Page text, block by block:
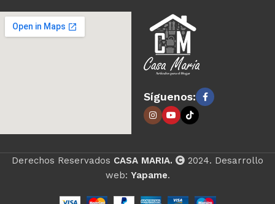
Síguenos:
Derechos Reservados CASA MARIA.
2024. Desarrollo
web: Yapame.